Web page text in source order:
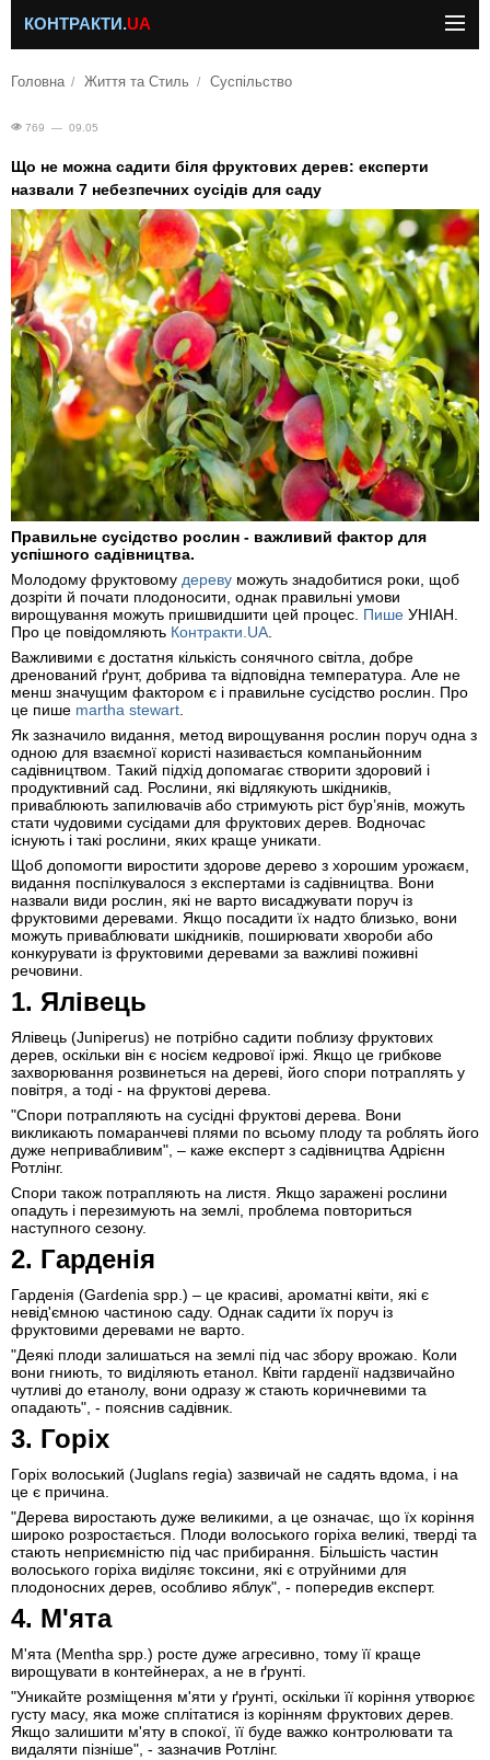
КОНТРАКТИ.UA
Головна Життя та Стиль Суспільство
769 — 09.05
Що не можна садити біля фруктових дерев: експерти
назвали 7 небезпечних сусідів для саду
Правильне сусідство рослин - важливий фактор для
успішного садівництва.
Молодому фруктовому дереву можуть знадобитися роки, щоб
дозріти й почати плодоносити, однак правильні умови
вирощування можуть пришвидшити цей процес. Пише УНІАН.
Про це повідомляють Контракти.UA.
Важливими є достатня кількість сонячного світла, добре
дренований ґрунт, добрива та відповідна температура. Але не
менш значущим фактором є і правильне сусідство рослин. Про
це пише martha stewart.
Як зазначило видання, метод вирощування рослин поруч одна з
одною для взаємної користі називається компаньйонним
садівництвом. Такий підхід допомагає створити здоровий і
продуктивний сад. Рослини, які відлякують шкідників,
приваблюють запилювачів або стримують ріст бур’янів, можуть
стати чудовими сусідами для фруктових дерев. Водночас
існують і такі рослини, яких краще уникати.
Щоб допомогти виростити здорове дерево з хорошим урожаєм,
видання поспілкувалося з експертами із садівництва. Вони
назвали види рослин, які не варто висаджувати поруч із
фруктовими деревами. Якщо посадити їх надто близько, вони
можуть приваблювати шкідників, поширювати хвороби або
конкурувати із фруктовими деревами за важливі поживні
речовини.
1. Ялівець
Ялівець (Juniperus) не потрібно садити поблизу фруктових
дерев, оскільки він є носієм кедрової іржі. Якщо це грибкове
захворювання розвинеться на дереві, його спори потраплять у
повітря, а тоді - на фруктові дерева.
"Спори потрапляють на сусідні фруктові дерева. Вони
викликають помаранчеві плями по всьому плоду та роблять його
дуже непривабливим", – каже експерт з садівництва Адрієнн
Ротлінг.
Спори також потрапляють на листя. Якщо заражені рослини
опадуть і перезимують на землі, проблема повториться
наступного сезону.
2. Гарденія
Гарденія (Gardenia spp.) – це красиві, ароматні квіти, які є
невід'ємною частиною саду. Однак садити їх поруч із
фруктовими деревами не варто.
"Деякі плоди залишаться на землі під час збору врожаю. Коли
вони гниють, то виділяють етанол. Квіти гарденії надзвичайно
чутливі до етанолу, вони одразу ж стають коричневими та
опадають", - пояснив садівник.
3. Горіх
Горіх волоський (Juglans regia) зазвичай не садять вдома, і на
це є причина.
"Дерева виростають дуже великими, а це означає, що їх коріння
широко розростається. Плоди волоського горіха великі, тверді та
стають неприємністю під час прибирання. Більшість частин
волоського горіха виділяє токсини, які є отруйними для
плодоносних дерев, особливо яблук", - попередив експерт.
4. М'ята
М'ята (Mentha spp.) росте дуже агресивно, тому її краще
вирощувати в контейнерах, а не в ґрунті.
"Уникайте розміщення м'яти у ґрунті, оскільки її коріння утворює
густу масу, яка може сплітатися із корінням фруктових дерев.
Якщо залишити м'яту в спокої, її буде важко контролювати та
видаляти пізніше", - зазначив Ротлінг.